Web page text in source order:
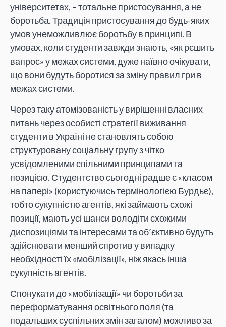
університетах, – тотальне пристосування, а не
боротьба. Традиція пристосування до будь-яких
умов унеможливлює боротьбу в принципі. В
умовах, коли студенти завжди знають, «як рєшить
вапрос» у межах системи, дуже наївно очікувати,
що вони будуть боротися за зміну правил гри в
межах системи.
Через таку атомізованість у вирішенні власних
питань через особисті стратегії виживання
студенти в Україні не становлять собою
структуровану соціальну групу з чітко
усвідомленими спільними принципами та
позицією. Студентство сьогодні радше є «класом
на папері» (користуючись термінологією Бурдьє),
тобто сукупністю агентів, які займають схожі
позиції, мають усі шанси володіти схожими
диспозиціями та інтересами та об’єктивно будуть
здійснювати менший спротив у випадку
необхідності їх «мобілізації», ніж якась інша
сукупність агентів.
Спонукати до «мобілізації» чи боротьби за
переформатування освітнього поля (та
подальших суспільних змін загалом) можливо за